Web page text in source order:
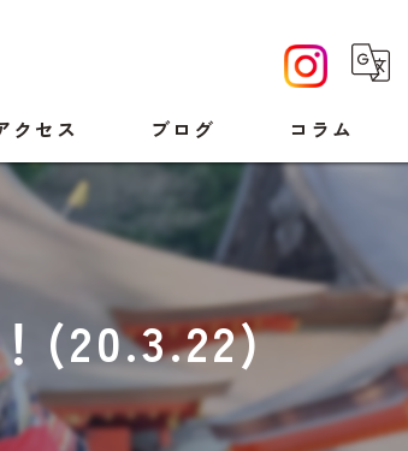
クセス ブログ コラム
(20.3.22)